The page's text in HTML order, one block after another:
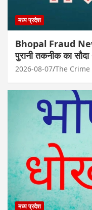
मध्य प्रदेश
Bhopal Fraud
पुरानी तकनीक का
2026-08-07 The
मध्य प्रदेश